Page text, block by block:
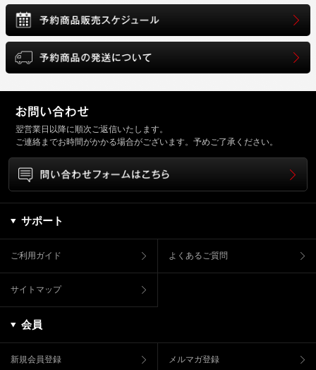
翌営業日以降に順次ご返信いたします。
ご連絡までお時間がかかる場合がございます。予めご了承ください。
サポート
ご利用ガイド よくあるご質問
サイトマップ
会員
新規会員登録 メルマガ登録